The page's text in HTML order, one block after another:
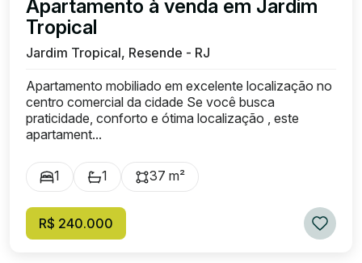
Apartamento à venda em Jardim
Tropical
Jardim Tropical, Resende - RJ
Apartamento mobiliado em excelente localização no
centro comercial da cidade Se você busca
praticidade, conforto e ótima localização , este
apartament...
1 1 37 m²
R$ 240.000